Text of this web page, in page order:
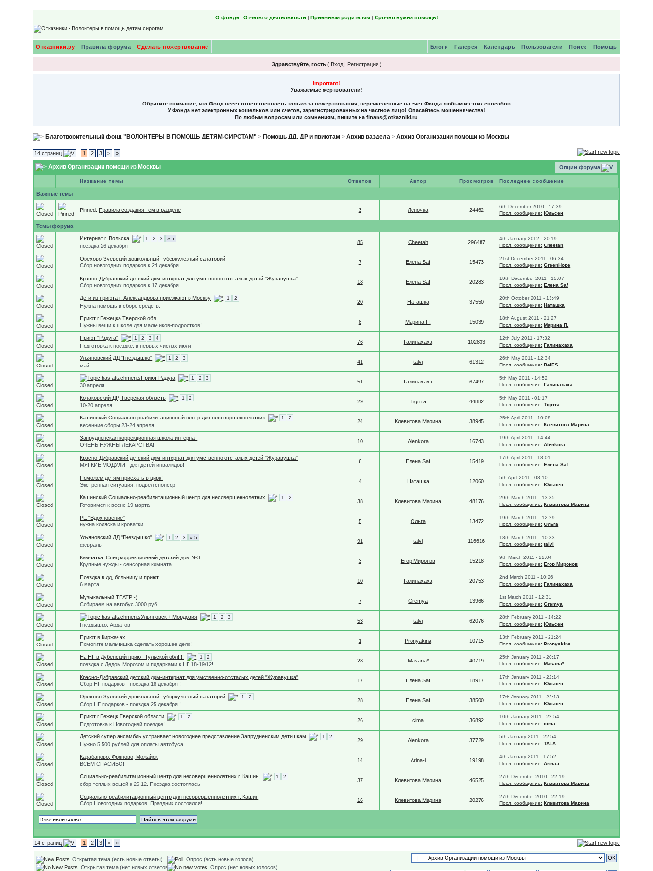
О фонде | Отчеты о деятельности | Приемным родителям | Срочно нужна помощь!
Отказники.ру Правила форума Сделать пожертвование Помощь
Поиск
Пользователи
Календарь
Галерея
Блоги
Здравствуйте, гость( Вход| Регистрация)
Important!
Уважаемые жертвователи!
Обратите внимание, что Фонд несет ответственность только за пожертвования, перечисленные на счет Фонда любым из этих способов
У Фонда нет электронных кошельков или счетов, зарегистрированных на частное лицо! Опасайтесь мошенничества!
По любым вопросам или сомнениям, пишите на finans@otkazniki.ru
Благотворительный фонд "ВОЛОНТЕРЫ В ПОМОЩЬ ДЕТЯМ-СИРОТАМ" > Помощь ДД, ДР и приютам >Архив раздела >Архив Организации помощи из Москвы
14 страниц 1 2 3 > »
Архив Организации помощи из Москвы Опции форума
Название темы Ответов Автор Просмотров Последнее сообщение
Важные темы
Pinned:Правила создания тем в разделе 3 Леночка 24462
6th December 2010 - 17:39
Посл. сообщение: Юльсен
Темы форума
Интернат г. Вольска 1 2 3 » 5
поездка 26 декабря
85 Cheetah 296487
4th January 2012 - 20:19
Посл. сообщение: Cheetah
Орехово-Зуевский дошкольный туберкулезный санаторий
Сбор новогодних подарков к 24 декабря
7 Елена Saf 15473
21st December 2011 - 06:34
Посл. сообщение: GreenHope
Красно-Дубравский детский дом-интернат для умственно отсталых детей "Журавушка"
Сбор новогодних подарков к 17 декабря
18 Елена Saf 20283
19th December 2011 - 15:07
Посл. сообщение: Елена Saf
Дети из приюта г. Александрова приезжают в Москву 1 2
Нужна помощь в сборе средств.
20 Наташка 37550
20th October 2011 - 13:49
Посл. сообщение: Наташка
Приют г.Бежецка Тверской обл.
Нужны вещи к школе для мальчиков-подростков!
8 Марина П. 15039
18th August 2011 - 21:27
Посл. сообщение: Марина П.
Приют "Радуга" 1 2 3 4
Подготовка к поездке. в первых числах июля
76 Галинахаха 102833
12th July 2011 - 17:32
Посл. сообщение: Галинахаха
Ульяновский ДД "Гнездышко" 1 2 3
май
41 talvi 61312
26th May 2011 - 12:34
Посл. сообщение: BelES
Приют Радуга 1 2 3
30 апреля
51 Галинахаха 67497
5th May 2011 - 14:52
Посл. сообщение: Галинахаха
Конаковский ДР, Тверская область 1 2
10-20 апреля
29 Tigrrra 44882
5th May 2011 - 01:17
Посл. сообщение: Tigrrra
Кашинский Социально-реабилитационный центр для несовершеннолетних 1 2
весенние сборы 23-24 апреля
24 Клевитова Марина 38945
25th April 2011 - 10:08
Посл. сообщение: Клевитова Марина
Запрудненская коррекционная школа-интернат
ОЧЕНЬ НУЖНЫ ЛЕКАРСТВА!
10 Alenkora 16743
19th April 2011 - 14:44
Посл. сообщение: Alenkora
Красно-Дубравский детский дом-интернат для умственно отсталых детей "Журавушка"
МЯГКИЕ МОДУЛИ - для детей-инвалидов!
6 Елена Saf 15419
17th April 2011 - 18:01
Посл. сообщение: Елена Saf
Поможем детям приехать в цирк!
Экстренная ситуация, подвел спонсор
4 Наташка 12060
5th April 2011 - 08:10
Посл. сообщение: Юльсен
Кашинский Социально-реабилитационный центр для несовершеннолетних 1 2
Готовимся к весне 19 марта
38 Клевитова Марина 48176
29th March 2011 - 13:35
Посл. сообщение: Клевитова Марина
РЦ "Вдохновение"
нужна коляска и кроватки
5 Ольга 13472
19th March 2011 - 12:29
Посл. сообщение: Ольга
Ульяновский ДД "Гнездышко" 1 2 3 » 5
февраль
91 talvi 116616
18th March 2011 - 10:33
Посл. сообщение: talvi
Камчатка. Спец.коррекционный детский дом №3
Крупные нужды - сенсорная комната
3 Егор Миронов 15218
9th March 2011 - 22:04
Посл. сообщение: Егор Миронов
Поездка в дд, больницу и приют
6 марта
10 Галинахаха 20753
2nd March 2011 - 10:26
Посл. сообщение: Галинахаха
Музыкальный ТЕАТР:-)
Собираем на автобус 3000 руб.
7 Gremya 13966
1st March 2011 - 12:31
Посл. сообщение: Gremya
Ульяновск + Мордовия 1 2 3
Гнездышко, Ардатов
53 talvi 62076
28th February 2011 - 14:22
Посл. сообщение: Юльсен
Приют в Киржачах
Помогите мальчишка сделать хорошее дело!
1 Pronyakina 10715
13th February 2011 - 21:24
Посл. сообщение: Pronyakina
На НГ в Дубенский приют Тульской обл!!!! 1 2
поездка с Дедом Морозом и подарками к НГ 18-19/12!
28 Masana* 40719
25th January 2011 - 20:17
Посл. сообщение: Masana*
Красно-Дубравский детский дом-интернат для умственно-отсталых детей "Журавушка"
Сбор НГ подарков - поездка 18 декабря !
17 Елена Saf 18917
17th January 2011 - 22:14
Посл. сообщение: Юльсен
Орехово-Зуевский дошкольный туберкулезный санаторий 1 2
Сбор НГ подарков - поездка 25 декабря !
28 Елена Saf 38500
17th January 2011 - 22:13
Посл. сообщение: Юльсен
Приют г.Бежецк Тверской области 1 2
Подготовка к Новогодней поездке!
26 cima 36892
10th January 2011 - 22:54
Посл. сообщение: cima
Детский супер ансамбль устраивает новогоднее представление Запрудненским детишкам 1 2
Нужно 5.500 рублей для оплаты автобуса
29 Alenkora 37729
5th January 2011 - 22:54
Посл. сообщение: TALA
Карабаново, Фряново, Можайск
ВСЕМ СПАСИБО!
14 Arina-i 19198
4th January 2011 - 17:52
Посл. сообщение: Arina-i
Социально-реабилитационный центр для несовершеннолетних г. Кашин, 1 2
сбор теплых вещей к 26.12. Поездка состоялась
37 Клевитова Марина 46525
27th December 2010 - 22:19
Посл. сообщение: Клевитова Марина
Социально-реабилитационный центр для несовершеннолетних г. Кашин
Сбор Новогодних подарков. Праздник состоялся!
16 Клевитова Марина 20276
27th December 2010 - 22:19
Посл. сообщение: Клевитова Марина
14 страниц 1 2 3 > »
Открытая тема (есть новые ответы)
Открытая тема (нет новых ответов)
Опрос (есть новые голоса)
Опрос (нет новых голосов)